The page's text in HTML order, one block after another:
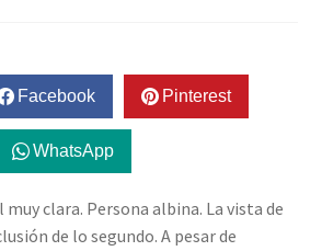
Facebook Pinterest
WhatsApp
clara. Persona albina. La vista de
de lo segundo. A pesar de